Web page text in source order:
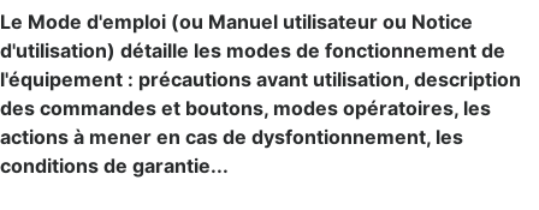
Le Mode d'emploi (ou Manuel utilisateur ou Notice
d'utilisation) détaille les modes de fonctionnement de
l'équipement : précautions avant utilisation, description
des commandes et boutons, modes opératoires, les
actions à mener en cas de dysfontionnement, les
conditions de garantie...